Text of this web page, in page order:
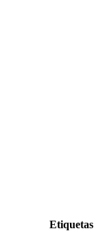
Etiquetas